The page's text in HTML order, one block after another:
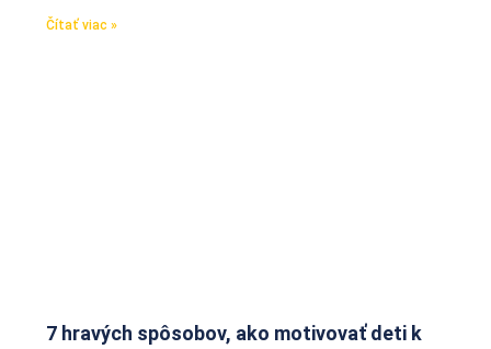
Čítať viac »
7 hravých spôsobov, ako motivovať deti k